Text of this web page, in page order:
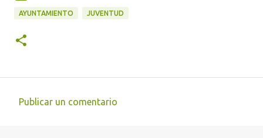
AYUNTAMIENTO JUVENTUD
Publicar un comentario